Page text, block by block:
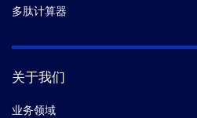
多肽计算器
关于我们
业务领域